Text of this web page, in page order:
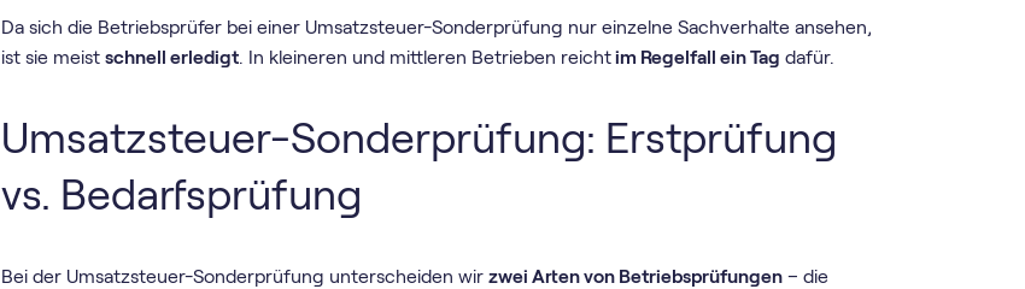
Da sich die Betriebsprüfer bei einer Umsatzsteuer-Sonderprüfung nur einzelne Sachverhalte ansehen,
ist sie meistschnell erledigt. In kleineren und mittleren Betrieben reichtim Regelfall ein Tag dafür.
Umsatzsteuer-Sonderprüfung: Erstprüfung
vs. Bedarfsprüfung
Bei der Umsatzsteuer-Sonderprüfung unterscheiden wirzwei Arten von Betriebsprüfungen – die